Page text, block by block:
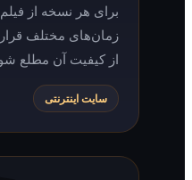
برای هر نسخه از فیلم‌ها
زمان‌های مختلف قرار داده‌ایم تا
از کیفیت آن مطلع شوید.
سایت اینترنتی